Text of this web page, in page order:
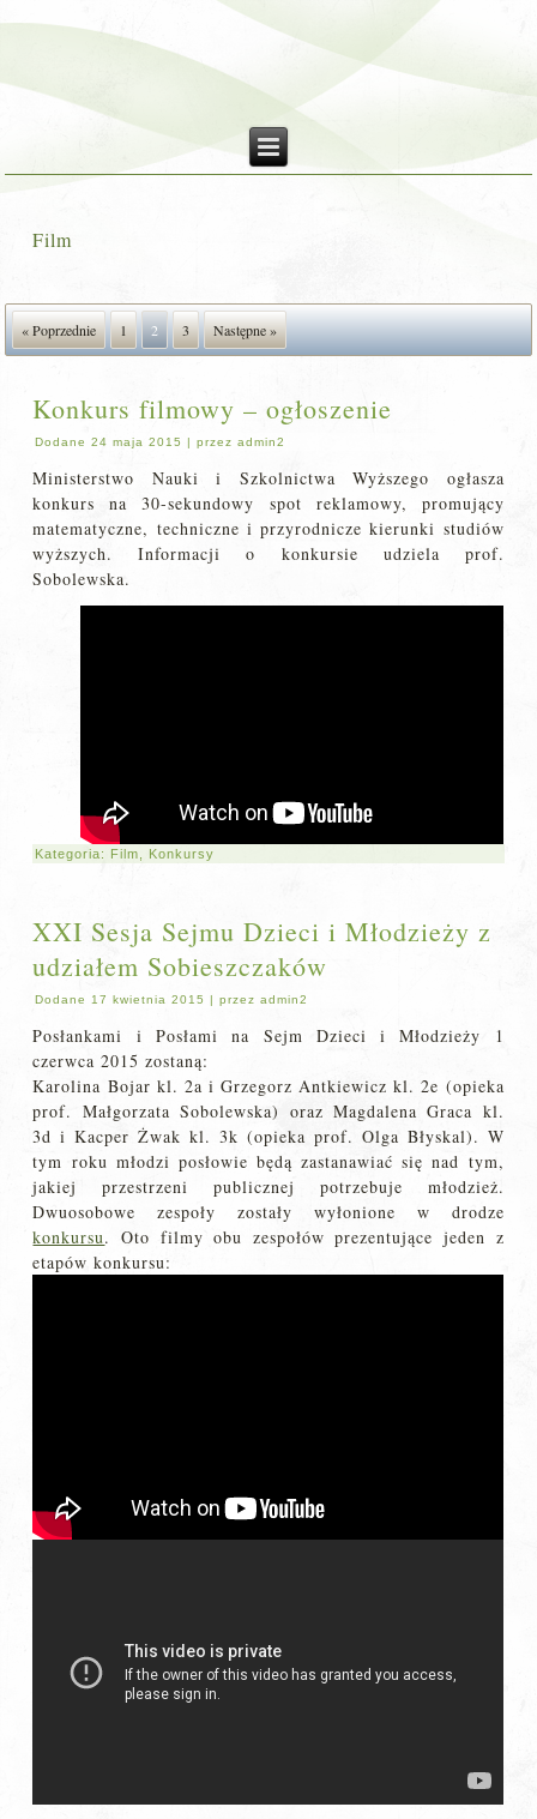
Film
« Poprzednie 1 2 3 Następne »
Konkurs filmowy – ogłoszenie
Dodane 24 maja 2015 |przez admin2
Ministerstwo Nauki i Szkolnictwa Wyższego ogłasza
konkurs na 30-sekundowy spot reklamowy, promujący
matematyczne, techniczne i przyrodnicze kierunki studiów
wyższych. Informacji o konkursie udziela prof.
Sobolewska.
Kategoria: Film Konkursy
XXI Sesja Sejmu Dzieci i Młodzieży z
udziałem Sobieszczaków
Dodane 17 kwietnia 2015 |przez admin2
Posłankami i Posłami na Sejm Dzieci i Młodzieży 1
czerwca 2015 zostaną:
Karolina Bojar kl. 2a i Grzegorz Antkiewicz kl. 2e (opieka
prof. Małgorzata Sobolewska) oraz Magdalena Graca kl.
3d i Kacper Żwak kl. 3k (opieka prof. Olga Błyskal). W
tym roku młodzi posłowie będą zastanawiać się nad tym,
jakiej przestrzeni publicznej potrzebuje młodzież.
Dwuosobowe zespoły zostały wyłonione w drodze
konkursu. Oto filmy obu zespołów prezentujące jeden z
etapów konkursu: